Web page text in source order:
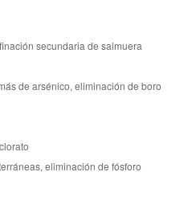
secundaria de salmuera
de arsénico, eliminación de boro
eliminación de fósforo